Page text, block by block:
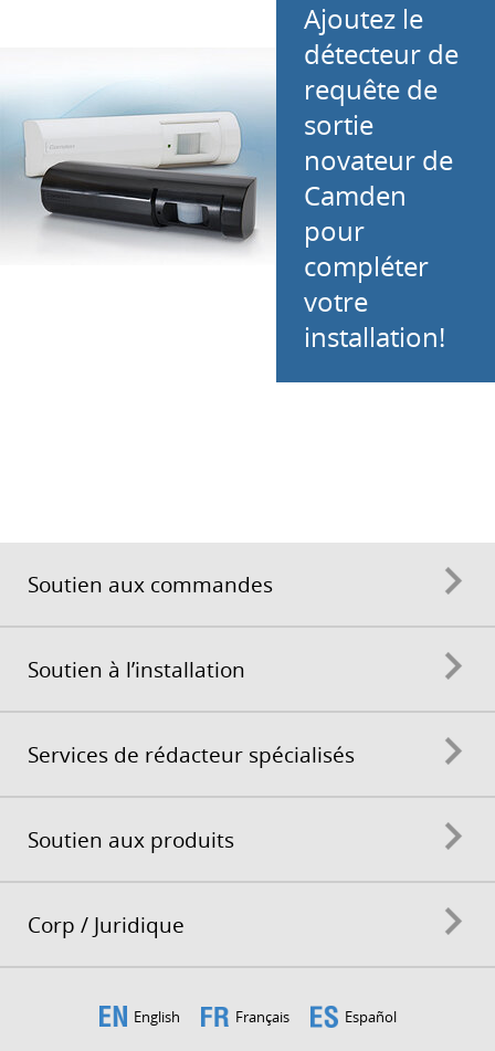
Ajoutez le
détecteur de
requête de
sortie
novateur de
Camden
pour
compléter
votre
installation!
Soutien aux commandes
Soutien à l’installation
Services de rédacteur spécialisés
Soutien aux produits
Corp / Juridique
English Français Español